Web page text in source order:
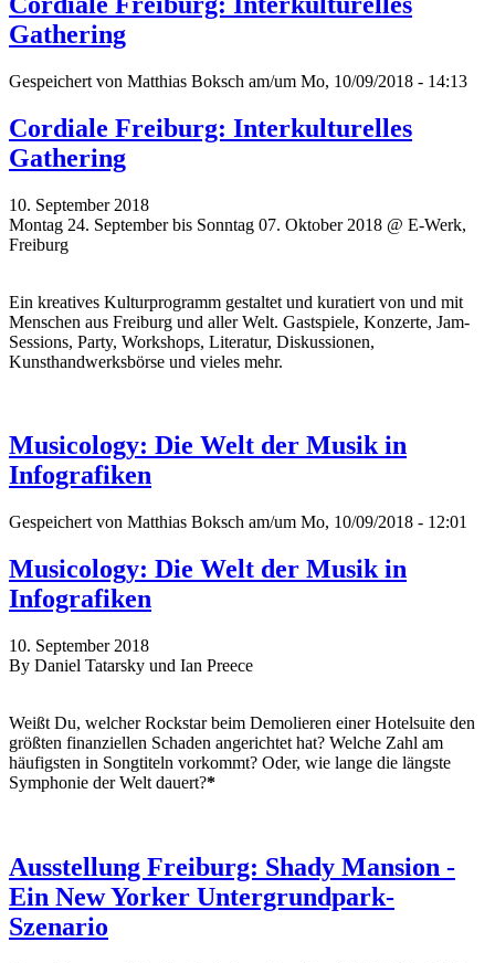
Gathering
Gespeichert von Matthias Boksch am/um Mo, 10/09/2018 - 14:13
Cordiale Freiburg: Interkulturelles
Gathering
10. September 2018
Montag 24. September bis Sonntag 07. Oktober 2018 @ E-Werk,
Freiburg
Ein kreatives Kulturprogramm gestaltet und kuratiert von und mit
Menschen aus Freiburg und aller Welt. Gastspiele, Konzerte, Jam-
Sessions, Party, Workshops, Literatur, Diskussionen,
Kunsthandwerksbörse und vieles mehr.
Musicology: Die Welt der Musik in
Infografiken
Gespeichert von Matthias Boksch am/um Mo, 10/09/2018 - 12:01
Musicology: Die Welt der Musik in
Infografiken
10. September 2018
By Daniel Tatarsky und Ian Preece
Weißt Du, welcher Rockstar beim Demolieren einer Hotelsuite den
größten finanziellen Schaden angerichtet hat? Welche Zahl am
häufigsten in Songtiteln vorkommt? Oder, wie lange die längste
Symphonie der Welt dauert?*
Ausstellung Freiburg: Shady Mansion -
Ein New Yorker Untergrundpark-
Szenario